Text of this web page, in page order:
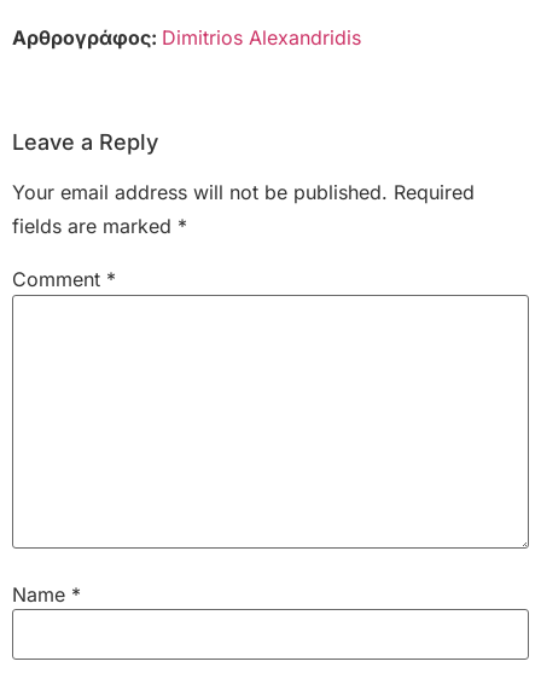
Αρθρογράφος: Dimitrios Alexandridis
Leave a Reply
Your email address will not be published. Required
fields are marked *
Comment *
Name *